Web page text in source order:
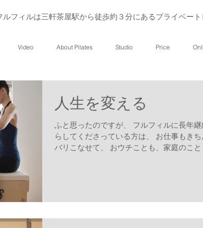
ルフィルは三軒茶屋駅から徒歩約３分にあるプライベート
Video About Pilates Studio Price
人生を変える
ふと思ったのですが、 フルフィルに長年継
らしてくださっている方は、 お仕事もきち
バリこなせて、 おウチことも、家庭のこと